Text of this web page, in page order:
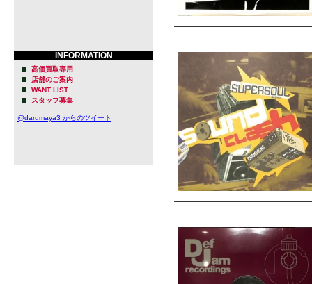
INFORMATION
高価買取専用
店舗のご案内
WANT LIST
スタッフ募集
@darumaya3 からのツイート